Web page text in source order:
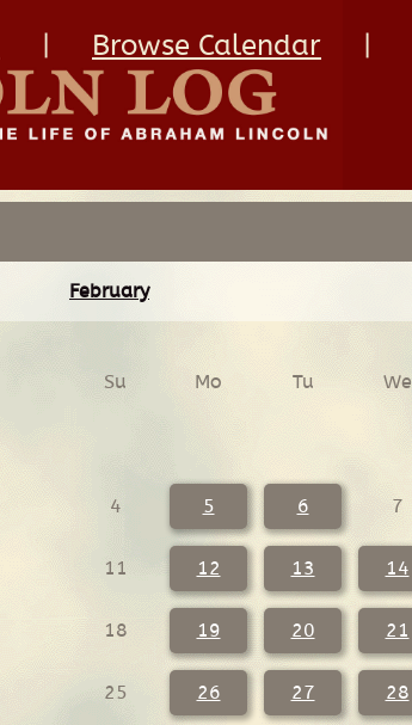
Browse Calendar
February
Su Mo Tu We
4 5 6 7
11 12 13 14
18 19 20 21
25 26 27 28